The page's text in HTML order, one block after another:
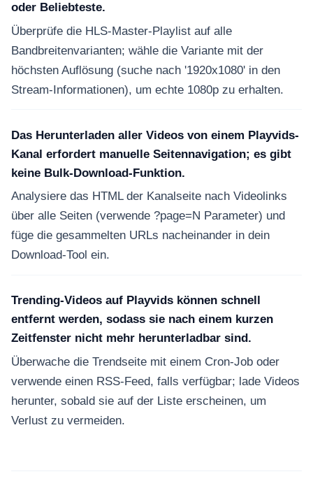
oder Beliebteste.
Überprüfe die HLS-Master-Playlist auf alle
Bandbreitenvarianten; wähle die Variante mit der
höchsten Auflösung (suche nach '1920x1080' in den
Stream-Informationen), um echte 1080p zu erhalten.
Das Herunterladen aller Videos von einem Playvids-
Kanal erfordert manuelle Seitennavigation; es gibt
keine Bulk-Download-Funktion.
Analysiere das HTML der Kanalseite nach Videolinks
über alle Seiten (verwende ?page=N Parameter) und
füge die gesammelten URLs nacheinander in dein
Download-Tool ein.
Trending-Videos auf Playvids können schnell
entfernt werden, sodass sie nach einem kurzen
Zeitfenster nicht mehr herunterladbar sind.
Überwache die Trendseite mit einem Cron-Job oder
verwende einen RSS-Feed, falls verfügbar; lade Videos
herunter, sobald sie auf der Liste erscheinen, um
Verlust zu vermeiden.